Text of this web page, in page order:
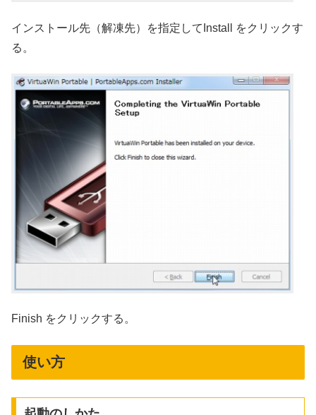
インストール先（解凍先）を指定してInstall をクリックす
る。
Finish をクリックする。
使い方